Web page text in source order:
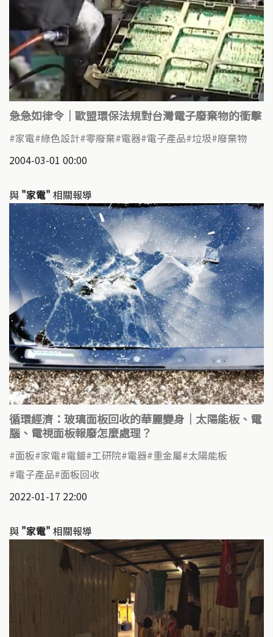
急急如律令｜歐盟環保法規對台灣電子廢棄物的衝擊
家電 綠色設計 零廢棄 電器 電子產品 垃圾 廢棄物
2004-03-01 00:00
與 "家電" 相關報導
循環經濟：玻璃面板回收的華麗變身｜太陽能板、電
腦、電視面板報廢怎麼處理？
面板 家電 電鍍 工研院 電器 重金屬 太陽能板
電子產品 面板回收
2022-01-17 22:00
與 "家電" 相關報導